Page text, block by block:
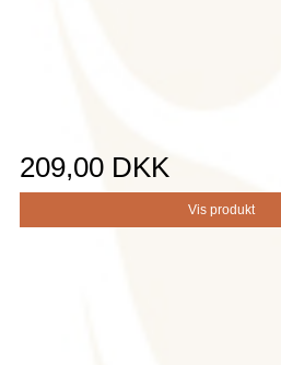
209,00 DKK
Vis produkt